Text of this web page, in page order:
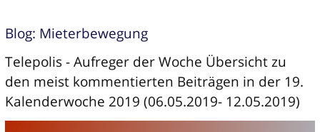
Blog: Mieterbewegung
Telepolis - Aufreger der Woche Übersicht zu
den meist kommentierten Beiträgen in der 19.
Kalenderwoche 2019 (06.05.2019- 12.05.2019)